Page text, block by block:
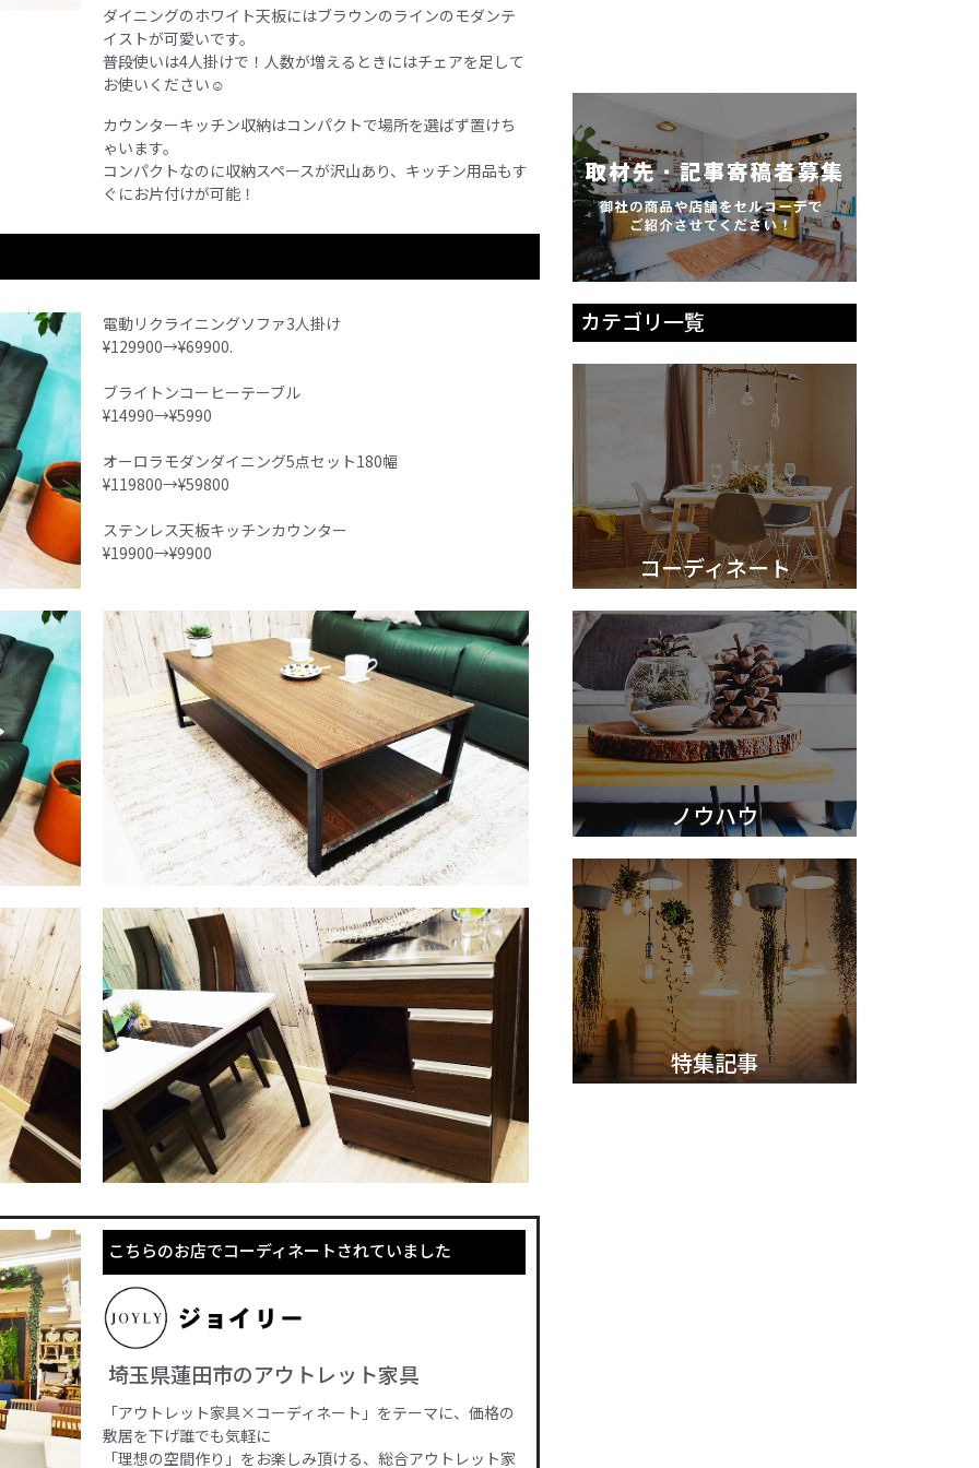
ダイニングのホワイト天板にはブラウンのラインのモダンテ
イストが可愛いです。
普段使いは4人掛けで！人数が増えるときにはチェアを足して
お使いください☺︎
カウンターキッチン収納はコンパクトで場所を選ばず置けち
ゃいます。
コンパクトなのに収納スペースが沢山あり、キッチン用品もす
ぐにお片付けが可能！
電動リクライニングソファ3人掛け
¥129900→¥69900.
ブライトンコーヒーテーブル
¥14990→¥5990
オーロラモダンダイニング5点セット180幅
¥119800→¥59800
ステンレス天板キッチンカウンター
¥19900→¥9900
こちらのお店でコーディネートされていました
埼玉県蓮田市のアウトレット家具
「アウトレット家具×コーディネート」をテーマに、価格の
敷居を下げ誰でも気軽に
「理想の空間作り」をお楽しみ頂ける、総合アウトレット家
カテゴリ一覧
コーディネート
ノウハウ
特集記事